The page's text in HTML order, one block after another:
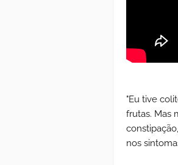
"Eu tive
frutas. Mas
nos